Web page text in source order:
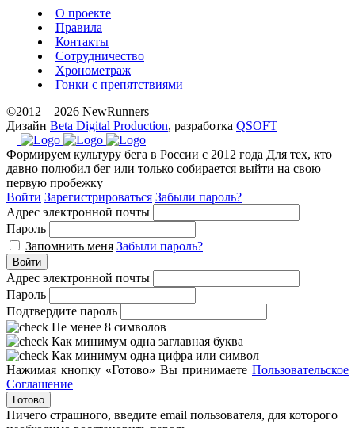
prices.
О проекте
Правила
Контакты
Сотрудничество
Хронометраж
Гонки с препятствиями
©2012—2026 NewRunners
Дизайн Beta Digital Production, разработка QSOFT
Формируем культуру бега в России с 2012 года Для тех, кто
давно полюбил бег или только собирается выйти на свою
первую пробежку
Войти Зарегистрироваться Забыли пароль?
Адрес электронной почты
Пароль
Запомнить меня Забыли пароль?
Войти
Адрес электронной почты
Пароль
Подтвердите пароль
Не менее 8 символов
Как минимум одна заглавная буква
Как минимум одна цифра или символ
Нажимая кнопку «Готово» Вы принимаете Пользовательское
Соглашение
Готово
Ничего страшного, введите email пользователя, для которого